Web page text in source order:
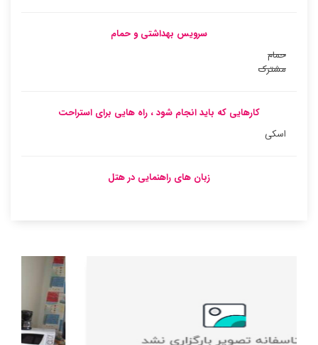
سرویس بهداشتی و حمام
حمام
مشترک
کارهایی که باید انجام شود ، راه هایی برای استراحت
اسکی
زبان های راهنمایی در هتل